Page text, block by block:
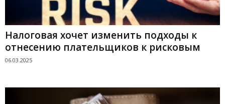
Налоговая хочет изменить подходы к
отнесению плательщиков к рисковым
06.03.2025